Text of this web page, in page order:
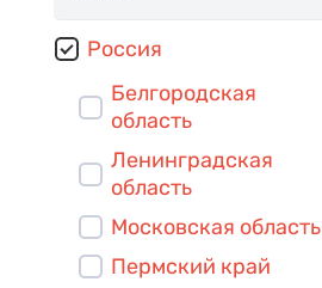
Россия
Белгородская
область
Ленинградская
область
Московская область
Пермский край